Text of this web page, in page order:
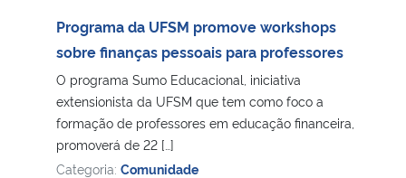
Programa da UFSM promove workshops
sobre finanças pessoais para professores
O programa Sumo Educacional, iniciativa
extensionista da UFSM que tem como foco a
formação de professores em educação financeira,
promoverá de 22 […]
Categoria: Comunidade